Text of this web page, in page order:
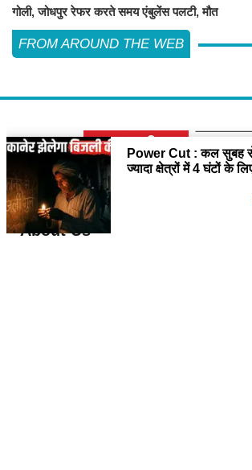
गोली, जोधपुर रेफर करते समय एंबुलेंस पलटी, मौत
FROM AROUND THE WEB
About Us